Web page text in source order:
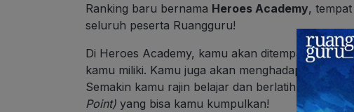
Ranking baru bernama Heroes Academy,
seluruh peserta Ruangguru!
Di Heroes Academy, kamu akan ditempatkan di
kamu miliki. Kamu juga akan menghadapi
Semakin kamu rajin belajar dan berlatih soal,
Point) yang bisa kamu kumpulkan!